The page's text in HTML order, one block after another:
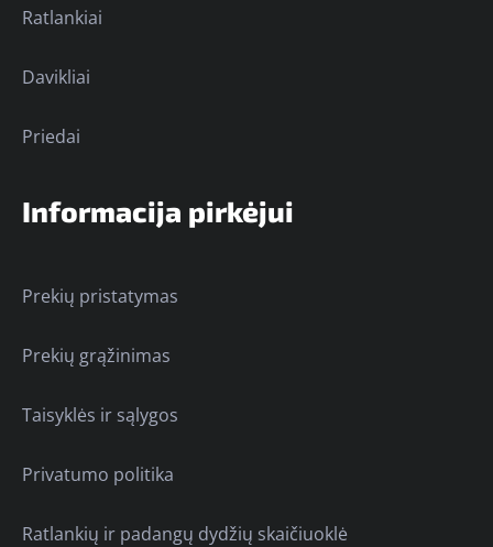
Ratlankiai
Davikliai
Priedai
Informacija pirkėjui
Prekių pristatymas
Prekių grąžinimas
Taisyklės ir sąlygos
Privatumo politika
Ratlankių ir padangų dydžių skaičiuoklė